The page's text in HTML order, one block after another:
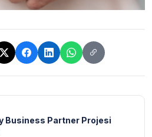
Business Partner Projesi